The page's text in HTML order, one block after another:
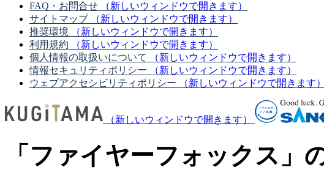
FAQ・お問合せ
（新しいウィンドウで開きます）
サイトマップ
（新しいウィンドウで開きます）
推奨環境
（新しいウィンドウで開きます）
利用規約
（新しいウィンドウで開きます）
個人情報の取扱いについて
（新しいウィンドウで開きます）
情報セキュリティポリシー
（新しいウィンドウで開きます）
ウェブアクセシビリティポリシー
（新しいウィンドウで開きます）
（新しいウィンドウで開きます）
「ファイヤーフォックス」